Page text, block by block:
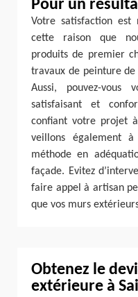
Pour un
Votre satisfaction est
cette raison que
produits de premier
travaux de peinture de
Aussi, pouvez-
satisfaisant et
confiant votre projet
veillons également
méthode en
façade. Evitez
faire appel à artisan
que vos murs
Obtenez le
extérieure à